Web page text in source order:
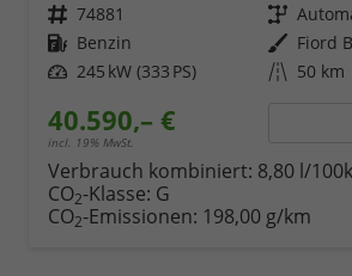
Fahrzeugnr. 74881 Getriebe
Kraftstoff Benzin Außenfarbe Fiord
Leistung 245 kW (333 PS) Kilometerstand 50 km
40.590,– €
incl. 19% MwSt.
Verbrauch kombiniert: 8,80 l/
CO2-Klasse: G
CO2-Emissionen: 198,00 g/km